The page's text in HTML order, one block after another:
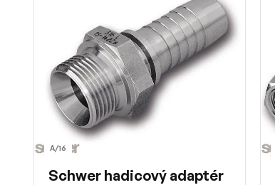
A/16
Schwer hadicový adaptér